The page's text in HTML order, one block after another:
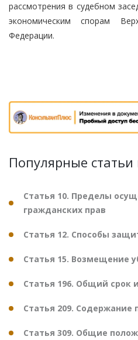
рассмотрения в судебном
экономическим спорам
Федерации.
Популярные статьи
Статья 10. Пределы
гражданских прав
Статья 12. Способы
Статья 15. Возмещение
Статья 196. Общий срок
Статья 209. Содержание
Статья 309. Общие